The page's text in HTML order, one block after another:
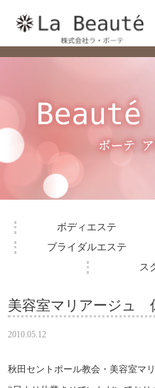
ボディエステ
ブライダルエステ
ス
美容室マリアージュ
2010.05.12
秋田セントポール教会・美容室マ